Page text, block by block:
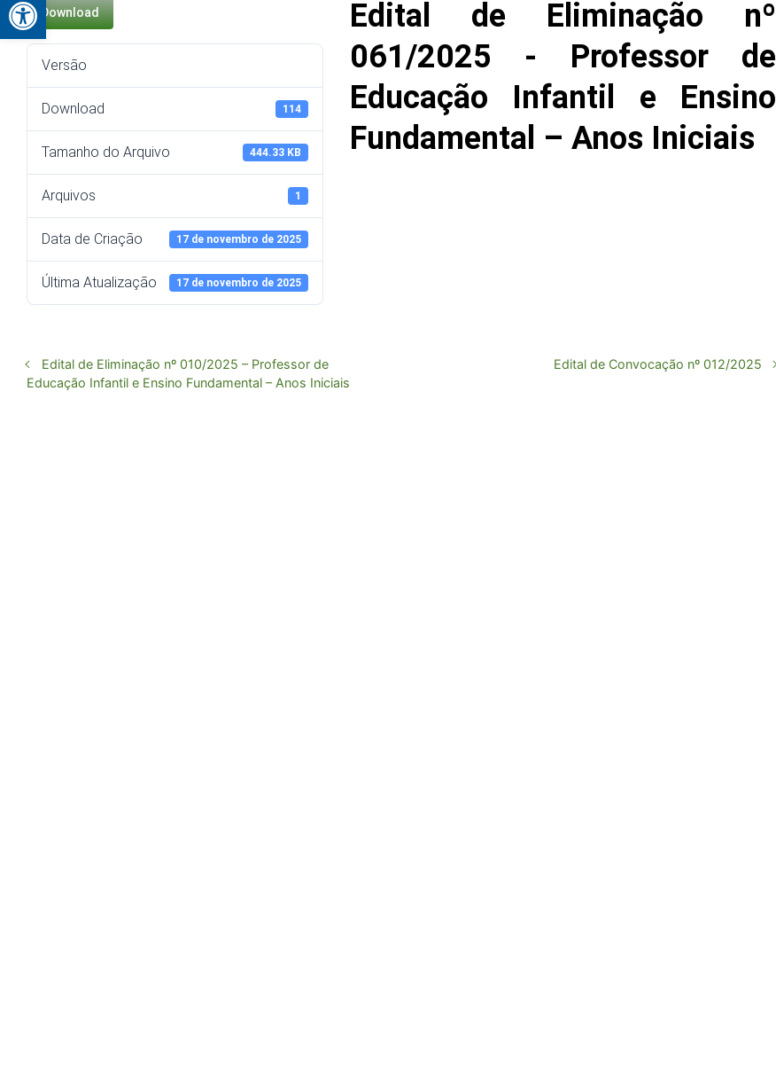
Download
Versão
Download 114
Tamanho do Arquivo 444.33 KB
Arquivos 1
Data de Criação 17 de novembro de 2025
Última Atualização 17 de novembro de 2025
Edital de Eliminação nº
061/2025 - Professor de
Educação Infantil e Ensino
Fundamental – Anos Iniciais
Edital de Eliminação nº 010/2025 – Professor de
Educação Infantil e Ensino Fundamental – Anos Iniciais
Edital de Convocação nº 012/2025